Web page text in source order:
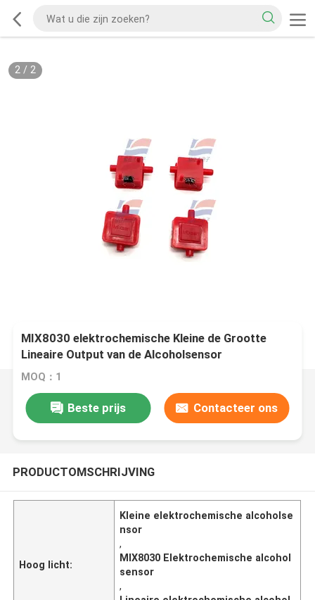
2/ 2
MIX8030 elektrochemische Kleine de Grootte
Lineaire Output van de Alcoholsensor
MOQ：1
Beste prijs Contacteer ons
PRODUCTOMSCHRIJVING
Hoog licht:
Kleine elektrochemische alcoholse
nsor
,
MIX8030 Elektrochemische alcohol
sensor
,